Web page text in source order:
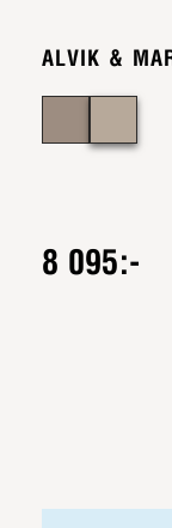
ALVIK &
8 095:-